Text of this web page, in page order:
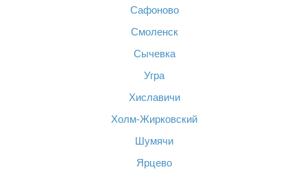
Сафоново
Смоленск
Сычевка
Угра
Хиславичи
Холм-Жирковский
Шумячи
Ярцево